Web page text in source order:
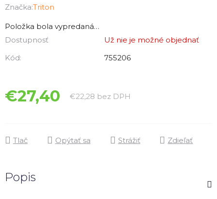
produktu
0,0
z
5
Značka:Triton
Položka bola vypredaná…
Dostupnosť
Už nie je možné objednať
Kód:
755206
€27,40 €22,28 bez DPH
Tlač Opýtať sa Strážiť Zdieľať
Popis